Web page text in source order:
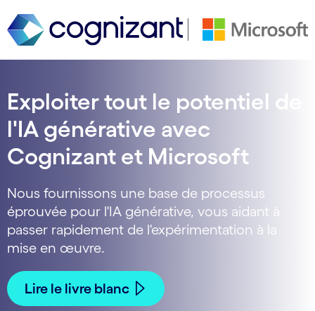
Exploiter tout le potentiel de
l'IA générative avec
Cognizant et Microsoft
Nous fournissons une base de processus
éprouvée pour l'IA générative, vous aidant à
passer rapidement de l'expérimentation à la
mise en œuvre.
Lire le livre blanc